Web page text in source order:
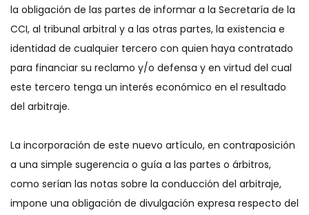
la obligación de las partes de informar a la Secretaría de la
CCI, al tribunal arbitral y a las otras partes, la existencia e
identidad de cualquier tercero con quien haya contratado
para financiar su reclamo y/o defensa y en virtud del cual
este tercero tenga un interés económico en el resultado
del arbitraje.
La incorporación de este nuevo artículo, en contraposición
a una simple sugerencia o guía a las partes o árbitros,
como serían las notas sobre la conducción del arbitraje,
impone una obligación de divulgación expresa respecto del